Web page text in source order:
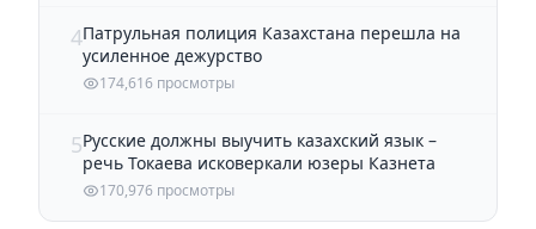
4Патрульная полиция Казахстана перешла на
усиленное дежурство
174,616 просмотры
5Русские должны выучить казахский язык –
речь Токаева исковеркали юзеры Казнета
170,976 просмотры